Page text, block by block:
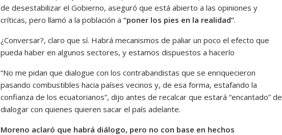
de desestabilizar el Gobierno, aseguró que está abierto a las opiniones y
críticas, pero llamó a la población a “poner los pies en la realidad”.
¿Conversar?, claro que sí. Habrá mecanismos de paliar un poco el efecto que
pueda haber en algunos sectores, y estamos dispuestos a hacerlo
“No me pidan que dialogue con los contrabandistas que se enriquecieron
pasando combustibles hacia países vecinos y, de esa forma, estafando la
confianza de los ecuatorianos”, dijo antes de recalcar que estará “encantado” de
dialogar con quienes quieren sacar el país adelante.
Moreno aclaró que habrá diálogo, pero no con base en hechos